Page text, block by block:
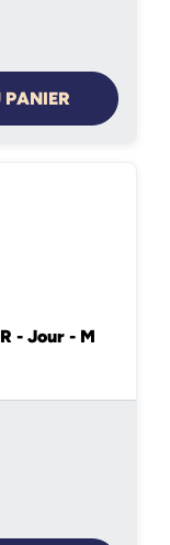
PANIER
- Jour - M